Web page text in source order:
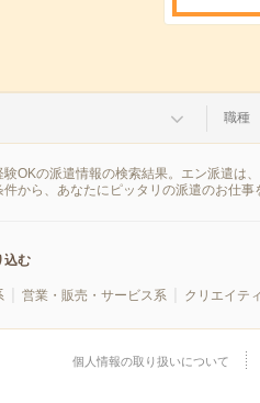
職種
OKの派遣情報の検索結果。エン派遣は
から、あなたにピッタリの派遣のお仕事
込む
営業・販売・サービス系 クリエイテ
個人情報の取り扱いについて